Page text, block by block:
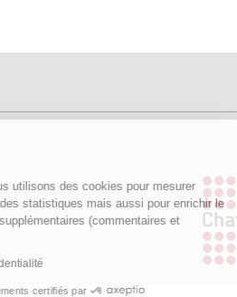
nous utilisons des cookies pour mesurer
des statistiques mais aussi pour
supplémentaires (commentaires et
certifiés par